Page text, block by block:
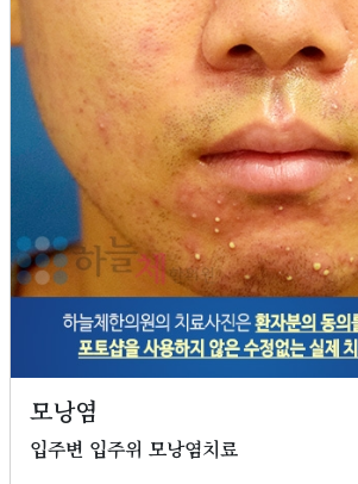
모낭염
입주변 입주위 모낭염치료